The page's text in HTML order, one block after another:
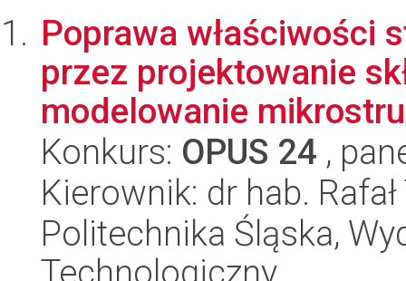
Poprawa właściwości
przez projektowanie
modelowanie
Konkurs: OPUS 24 ,
Kierownik: dr hab.
Politechnika Śląska,
Technologiczny